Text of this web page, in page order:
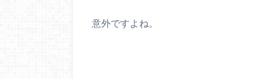
意外ですよね。